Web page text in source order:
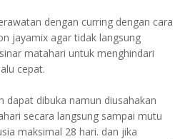
dengan curring dengan cara
jayamix agar tidak langsung
matahari untuk menghindari
cepat.
dapat dibuka namun diusahakan
secara langsung sampai mutu
maksimal 28 hari. dan jika